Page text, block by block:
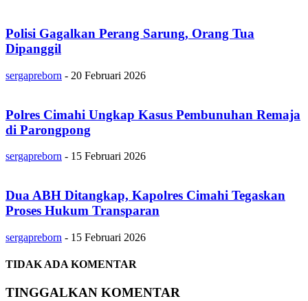
Polisi Gagalkan Perang Sarung, Orang Tua
Dipanggil
sergapreborn - 20 Februari 2026
Polres Cimahi Ungkap Kasus Pembunuhan Remaja
di Parongpong
sergapreborn - 15 Februari 2026
Dua ABH Ditangkap, Kapolres Cimahi Tegaskan
Proses Hukum Transparan
sergapreborn - 15 Februari 2026
TIDAK ADA KOMENTAR
TINGGALKAN KOMENTAR